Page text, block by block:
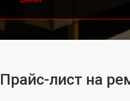
Прайс-лист на